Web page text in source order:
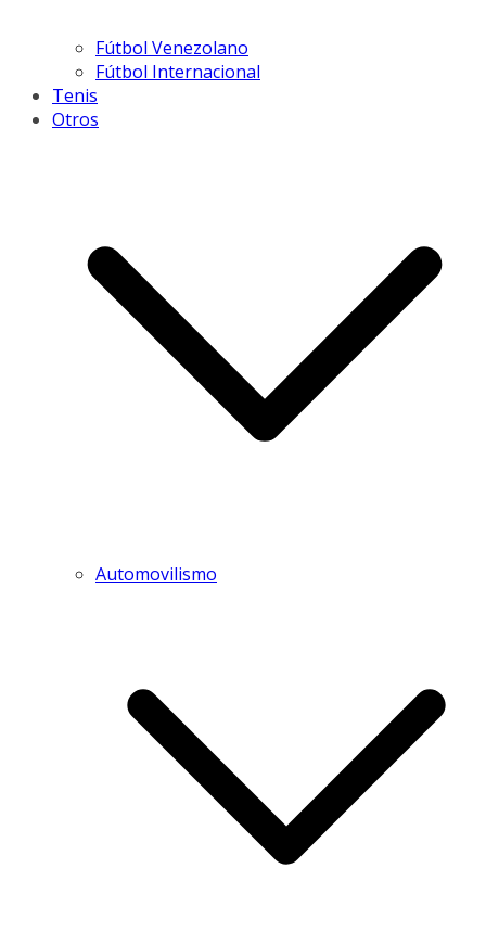
Fútbol Venezolano
Fútbol Internacional
Tenis
Otros
Automovilismo